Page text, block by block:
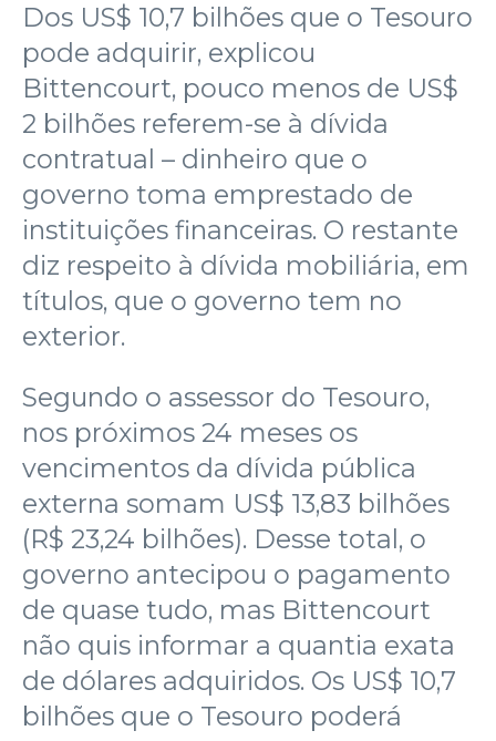
Dos US$ 10,7 bilhões que o Tesouro
pode adquirir, explicou
Bittencourt, pouco menos de US$
2 bilhões referem-se à dívida
contratual – dinheiro que o
governo toma emprestado de
instituições financeiras. O restante
diz respeito à dívida mobiliária, em
títulos, que o governo tem no
exterior.
Segundo o assessor do Tesouro,
nos próximos 24 meses os
vencimentos da dívida pública
externa somam US$ 13,83 bilhões
(R$ 23,24 bilhões). Desse total, o
governo antecipou o pagamento
de quase tudo, mas Bittencourt
não quis informar a quantia exata
de dólares adquiridos. Os US$ 10,7
bilhões que o Tesouro poderá